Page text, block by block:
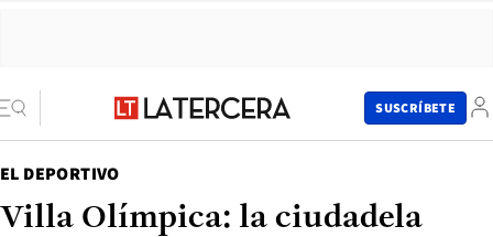
SUSCRÍBETE
EL DEPORTIVO
Villa Olímpica: la ciudadela